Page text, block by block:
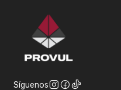
Síguenos